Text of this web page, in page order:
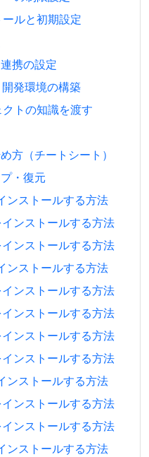
ルと初期設定
携の設定
発環境の構築
トの知識を渡す
方（チートシート）
・復元
ンストールする方法
ンストールする方法
ンストールする方法
ンストールする方法
ンストールする方法
ンストールする方法
ンストールする方法
ンストールする方法
ンストールする方法
ンストールする方法
ンストールする方法
ンストールする方法